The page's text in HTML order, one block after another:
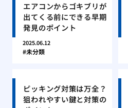
エアコンからゴキブリが
出てくる前にできる早期
発見のポイント
2025.06.12
未分類
ピッキング対策は万全？
狙われやすい鍵と対策の